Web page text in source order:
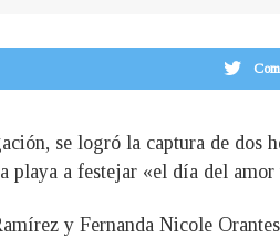
se logró la captura de dos
playa a festejar «el día del amor
y Fernanda Nicole